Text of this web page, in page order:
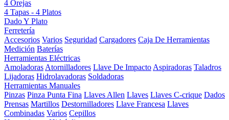
4 Orejas
4 Tapas - 4 Platos
Dado Y Plato
Ferretería
Accesorios Varios Seguridad Cargadores Caja De Herramientas
Medición Baterías
Herramientas Eléctricas
Amoladoras Atornilladores Llave De Impacto Aspiradoras Taladros
Lijadoras Hidrolavadoras Soldadoras
Herramientas Manuales
Pinzas Pinza Punta Fina Llaves Allen Llaves Llaves C-crique Dados
Prensas Martillos Destornilladores Llave Francesa Llaves
Combinadas Varios Cepillos